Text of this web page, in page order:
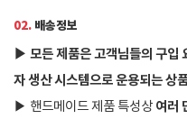
02. 배송정보
▶ 모든 제품은 고객님들의 구입
자 생산 시스템으로 운용되는 상
▶ 핸드메이드 제품 특성상 여러